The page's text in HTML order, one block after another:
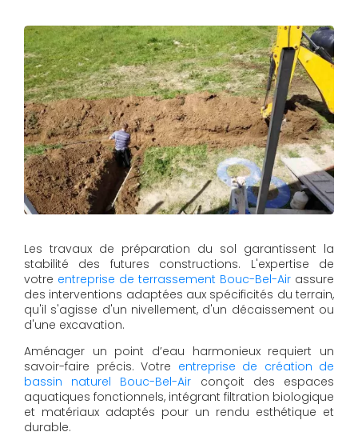
Les travaux de préparation du sol garantissent la
stabilité des futures constructions. L'expertise de
votre entreprise de terrassement Bouc-Bel-Air assure
des interventions adaptées aux spécificités du terrain,
qu'il s'agisse d'un nivellement, d'un décaissement ou
d'une excavation.
Aménager un point d’eau harmonieux requiert un
savoir-faire précis. Votre entreprise de création de
bassin naturel Bouc-Bel-Air conçoit des espaces
aquatiques fonctionnels, intégrant filtration biologique
et matériaux adaptés pour un rendu esthétique et
durable.